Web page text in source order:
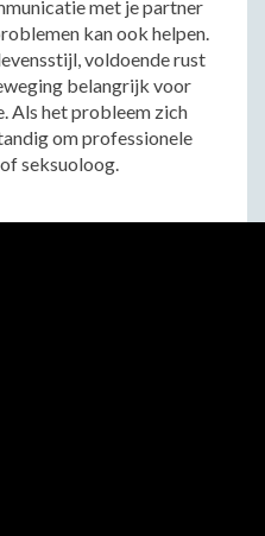
met je partner
kan ook helpen.
voldoende rust
belangrijk voor
Als het probleem zich
om professionele
seksuoloog.